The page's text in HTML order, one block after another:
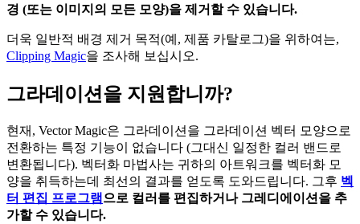
경 (또는 이미지의 모든 모양)을 제거할 수 있습니다.
더욱 일반적 배경 제거 목적(예, 제품 카탈로그)을 위하여는,
Clipping Magic을 조사해 보십시오.
그라데이션을 지원합니까?
현재, Vector Magic은 그라데이션을 그라데이션 벡터 모양으로
전환하는 특정 기능이 없습니다 (그대신 일정한 컬러 밴드로
변환됩니다). 벡터화 마법사는 귀하의 아트워크를 벡터화 모
양을 취득하는데 최선의 결과를 얻도록 도와드립니다. 그후 벡
터 편집 프로그램으로 컬러를 편집하거나 그레디에이션을 추
가할 수 있습니다.